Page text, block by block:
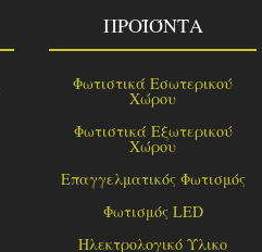
ΠΡΟΪΌΝΤΑ
Φωτιστικά Εσωτερικού
Χώρου
Φωτιστικά Εξωτερικού
Χώρου
Επαγγελματικός Φωτισμός
Φωτισμός LED
Ηλεκτρολογικό Υλικο